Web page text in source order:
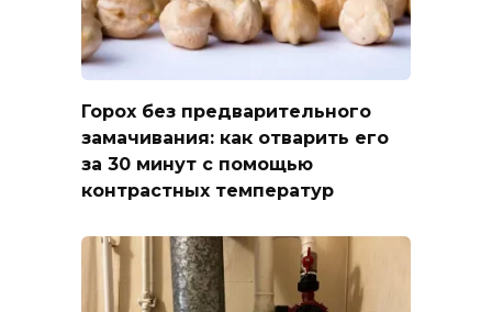
Горох без предварительного
замачивания: как отварить его
за 30 минут с помощью
контрастных температур